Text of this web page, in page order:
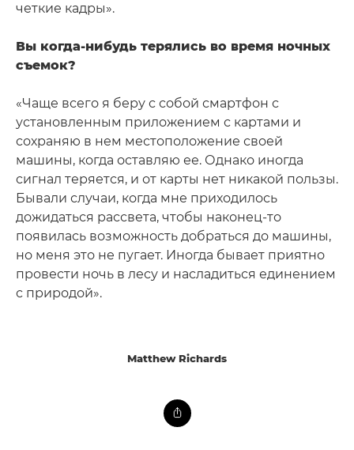
четкие кадры».
Вы когда-нибудь терялись во время ночных
съемок?
«Чаще всего я беру с собой смартфон с
установленным приложением с картами и
сохраняю в нем местоположение своей
машины, когда оставляю ее. Однако иногда
сигнал теряется, и от карты нет никакой пользы.
Бывали случаи, когда мне приходилось
дожидаться рассвета, чтобы наконец-то
появилась возможность добраться до машины,
но меня это не пугает. Иногда бывает приятно
провести ночь в лесу и насладиться единением
с природой».
Matthew Richards